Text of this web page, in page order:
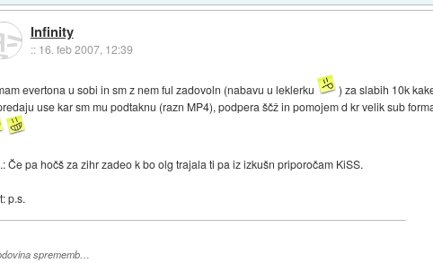
Infinity
:: 16. feb 2007, 12:39
evertona u sobi in sm z nem ful zadovoln (nabavu u leklerku
) za slabih 10k
use kar sm mu podtaknu (razn MP4), podpera ščž in pomojem d kr velik sub
Če pa hočš za zihr zadeo k bo olg trajala ti pa iz izkušn priporočam KiSS.
p.s.
sprememb…